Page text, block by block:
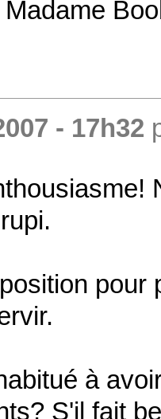
- 17h32
pour
à
S'il fait